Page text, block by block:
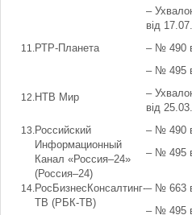
–
від
РТР-Планета
– № 490
– № 495
–
від
НТВ Мир
Российский
Информационный
Канал «Россия–24»
(Россия–24)
– № 490
– № 495
РосБизнесКонсалтинг-
ТВ (РБК-ТВ)
– № 663
– № 495